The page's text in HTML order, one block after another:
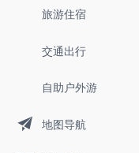
旅游住宿
交通出行
自助户外游
地图导航